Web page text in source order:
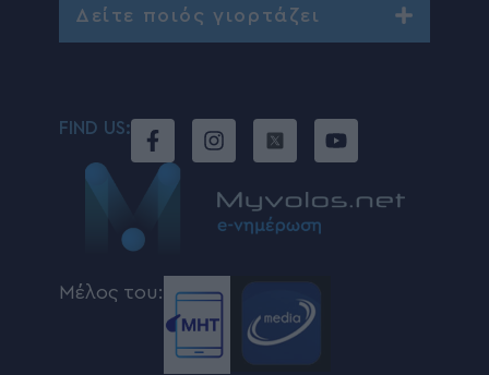
Δείτε ποιός γιορτάζει
FIND US:
Μέλος του: